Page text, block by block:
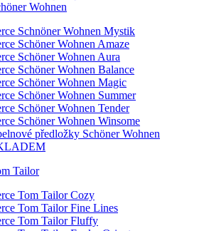
Wohnen
Schnöner Wohnen Mystik
Schöner Wohnen Amaze
Schöner Wohnen Aura
Schöner Wohnen Balance
Schöner Wohnen Magic
Schöner Wohnen Summer
Schöner Wohnen Tender
Schöner Wohnen Winsome
předložky Schöner Wohnen
Tailor
Tom Tailor Cozy
Tom Tailor Fine Lines
Tom Tailor Fluffy